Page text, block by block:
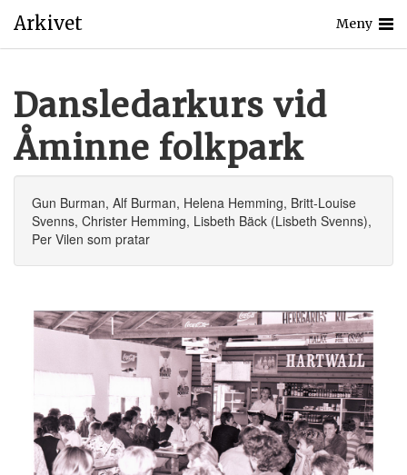
Arkivet Meny
Dansledarkurs vid
Åminne folkpark
Gun Burman, Alf Burman, Helena Hemming, Britt-Louise
Svenns, Christer Hemming, Lisbeth Bäck (Lisbeth Svenns),
Per Vilen som pratar